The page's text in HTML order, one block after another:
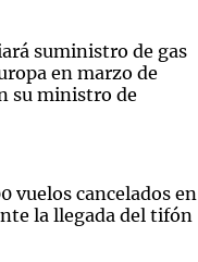
suministro de gas
en marzo de
su ministro de
vuelos cancelados en
la llegada del tifón
Notas
en Groenlandia